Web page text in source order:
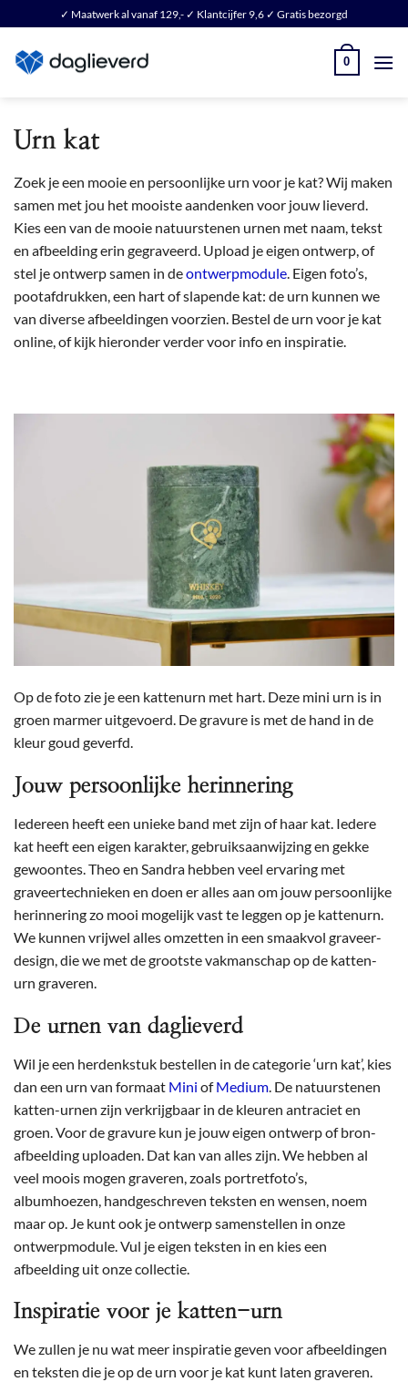
naar
inhoud
✓ Maatwerk al vanaf 129,- ✓ Klantcijfer 9,6 ✓ Gratis bezorgd
0
Urn kat
Zoek je een mooie en persoonlijke urn voor je kat? Wij maken
samen met jou het mooiste aandenken voor jouw lieverd.
Kies een van de mooie natuurstenen urnen met naam, tekst
en afbeelding erin gegraveerd. Upload je eigen ontwerp, of
stel je ontwerp samen in deontwerpmodule. Eigen foto’s,
pootafdrukken, een hart of slapende kat: de urn kunnen we
van diverse afbeeldingen voorzien. Bestel de urn voor je kat
online, of kijk hieronder verder voor info en inspiratie.
Op de foto zie je een kattenurn met hart. Deze mini urn is in
groen marmer uitgevoerd. De gravure is met de hand in de
kleur goud geverfd.
Jouw persoonlijke herinnering
Iedereen heeft een unieke band met zijn of haar kat. Iedere
kat heeft een eigen karakter, gebruiksaanwijzing en gekke
gewoontes. Theo en Sandra hebben veel ervaring met
graveertechnieken en doen er alles aan om jouw persoonlijke
herinnering zo mooi mogelijk vast te leggen op je kattenurn.
We kunnen vrijwel alles omzetten in een smaakvol graveer-
design, die we met de grootste vakmanschap op de katten-
urn graveren.
De urnen van daglieverd
Wil je een herdenkstuk bestellen in de categorie ‘urn kat’, kies
dan een urn van formaat Mini ofMedium . De natuurstenen
katten-urnen zijn verkrijgbaar in de kleuren antraciet en
groen. Voor de gravure kun je jouw eigen ontwerp of bron-
afbeelding uploaden. Dat kan van alles zijn. We hebben al
veel moois mogen graveren, zoals portretfoto’s,
albumhoezen, handgeschreven teksten en wensen, noem
maar op. Je kunt ook je ontwerp samenstellen in onze
ontwerpmodule. Vul je eigen teksten in en kies een
afbeelding uit onze collectie.
Inspiratie voor je katten-urn
We zullen je nu wat meer inspiratie geven voor afbeeldingen
en teksten die je op de urn voor je kat kunt laten graveren.